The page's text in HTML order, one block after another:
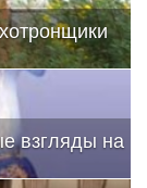
взгляды на